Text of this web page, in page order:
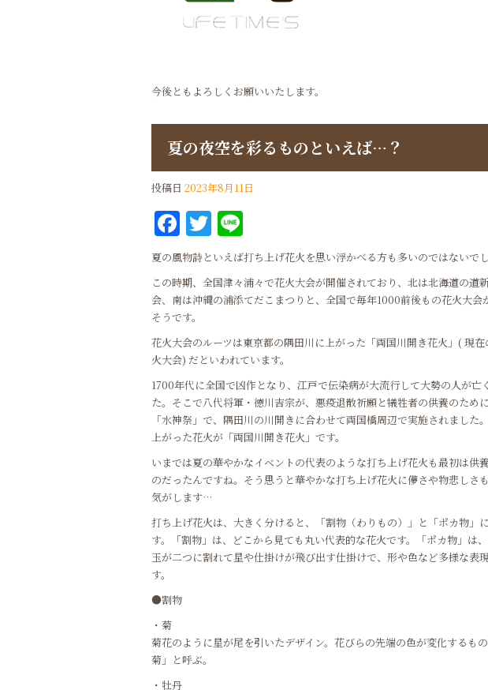
今後ともよろしくお願いいたします。
夏の夜空を彩るものといえば…？
投稿日 2023年8月11日
Facebook
Twitter
夏の風物詩といえば打ち上げ花火を思い浮かべる方も多いのではないでし
この時期、全国津々浦々で花火大会が開催されており、北は北海道の道
会、南は沖縄の浦添てだこまつりと、全国で毎年1000前後もの花火大会
そうです。
花火大会のルーツは東京都の隅田川に上がった「両国川開き花火」( 現
火大会) だといわれています。
1700年代に全国で凶作となり、江戸で伝染病が大流行して大勢の人が亡
た。そこで八代将軍・徳川吉宗が、悪疫退散祈願と犠牲者の供養のため
「水神祭」で、隅田川の川開きに合わせて両国橋周辺で実施されました
上がった花火が「両国川開き花火」です。
いまでは夏の華やかなイベントの代表のような打ち上げ花火も最初は供
のだったんですね。そう思うと華やかな打ち上げ花火に儚さや物悲しさ
気がします…
打ち上げ花火は、大きく分けると、「割物（わりもの）」と「ポカ物」
す。「割物」は、どこから見ても丸い代表的な花火です。「ポカ物」は
玉が二つに割れて星や仕掛けが飛び出す仕掛けで、形や色など多様な表
す。
●割物
・菊
菊花のように星が尾を引いたデザイン。花びらの先端の色が変化するも
菊」と呼ぶ。
・牡丹